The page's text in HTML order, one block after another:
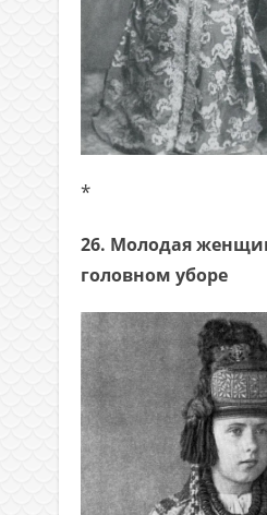
*
26. Молодая
головном уборе